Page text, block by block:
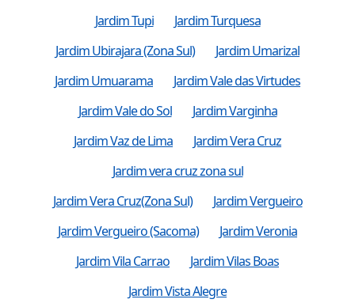
Jardim Tupi
Jardim Turquesa
Jardim Ubirajara (Zona Sul)
Jardim Umarizal
Jardim Umuarama
Jardim Vale das Virtudes
Jardim Vale do Sol
Jardim Varginha
Jardim Vaz de Lima
Jardim Vera Cruz
Jardim vera cruz zona sul
Jardim Vera Cruz(Zona Sul)
Jardim Vergueiro
Jardim Vergueiro (Sacoma)
Jardim Veronia
Jardim Vila Carrao
Jardim Vilas Boas
Jardim Vista Alegre